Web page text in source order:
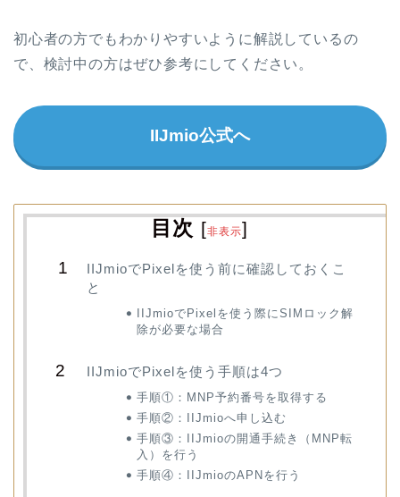
初心者の方でもわかりやすいように解説しているの
で、検討中の方はぜひ参考にしてください。
IIJmio公式へ
目次 [非表示]
IIJmioでPixelを使う前に確認しておくこ
と
IIJmioでPixelを使う際にSIMロック解
除が必要な場合
IIJmioでPixelを使う手順は4つ
手順①：MNP予約番号を取得する
手順②：IIJmioへ申し込む
手順③：IIJmioの開通手続き（MNP転
入）を行う
手順④：IIJmioのAPNを行う